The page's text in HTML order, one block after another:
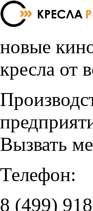
новые
кресла от
Вызвать
Телефон:
8 (499)